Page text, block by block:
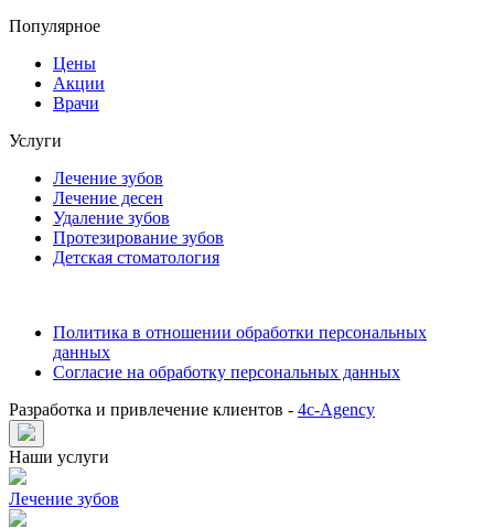
Популярное
Цены
Акции
Врачи
Услуги
Лечение зубов
Лечение десен
Удаление зубов
Протезирование зубов
Детская стоматология
Политика в отношении обработки персональных
данных
Согласие на обработку персональных данных
Разработка и привлечение клиентов - 4c-Agency
Наши услуги
Лечение зубов